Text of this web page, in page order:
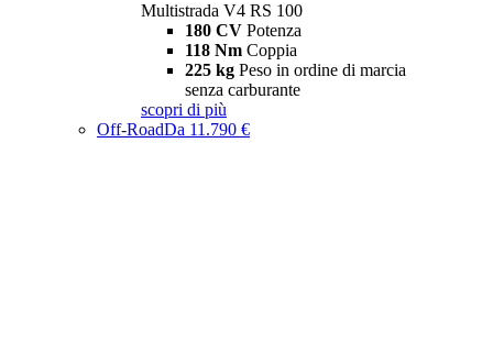
Multistrada V4 RS 100
180 CV Potenza
118 Nm Coppia
225 kg Peso in ordine di marcia
senza carburante
scopri di più
Off-RoadDa 11.790 €